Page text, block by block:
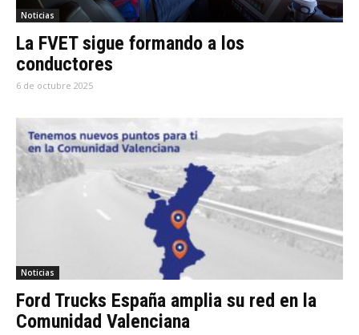
Noticias
La FVET sigue formando a los
conductores
6 de octubre 2025
Noticias
Ford Trucks España amplia su red en la
Comunidad Valenciana